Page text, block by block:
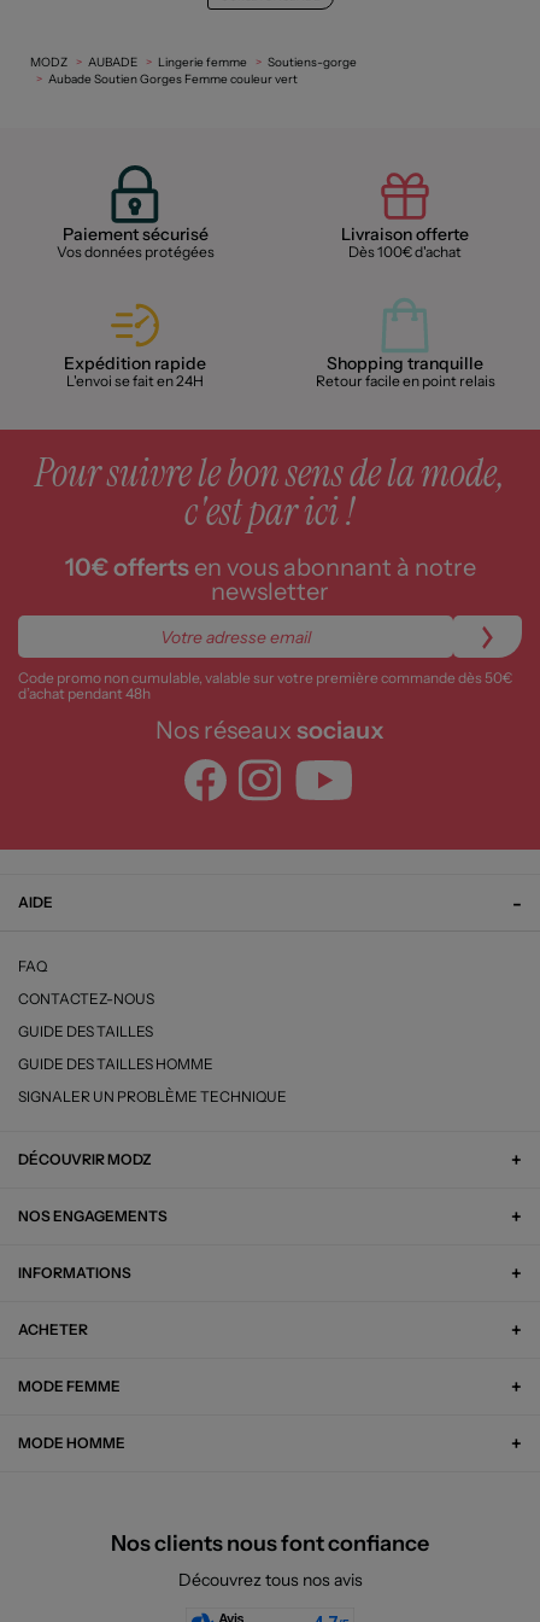
MODZ AUBADE Lingerie femme
Soutiens-gorge
Aubade Soutien Gorges Femme couleur vert
Paiement sécurisé
Vos données protégées
Livraison offerte
Dès 100€ d'achat
Expédition rapide
L'envoi se fait en 24H
Shopping tranquille
Retour facile en point relais
Pour suivre le bon sens de la mode,
c'est par ici !
10€ offertsen vous abonnant à notre
newsletter
Code promo non cumulable, valable sur votre première commande dès 50€
d’achat pendant 48h
Nos réseaux sociaux
AIDE
FAQ
CONTACTEZ-NOUS
GUIDE DES TAILLES
GUIDE DES TAILLES HOMME
SIGNALER UN PROBLÈME TECHNIQUE
DÉCOUVRIR MODZ
NOS ENGAGEMENTS
INFORMATIONS
ACHETER
MODE FEMME
MODE HOMME
Nos clients nous font confiance
Découvrez tous nos avis